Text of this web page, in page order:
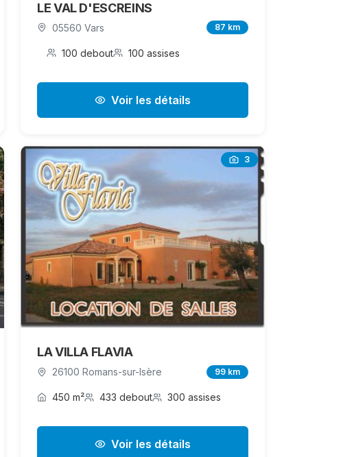
LE VAL D'ESCREINS
05560 Vars 87 km
100 debout 100 assises
Voir les détails
3
LA VILLA FLAVIA
26100 Romans-sur-Isère 99 km
450 m² 433 debout 300 assises
Voir les détails